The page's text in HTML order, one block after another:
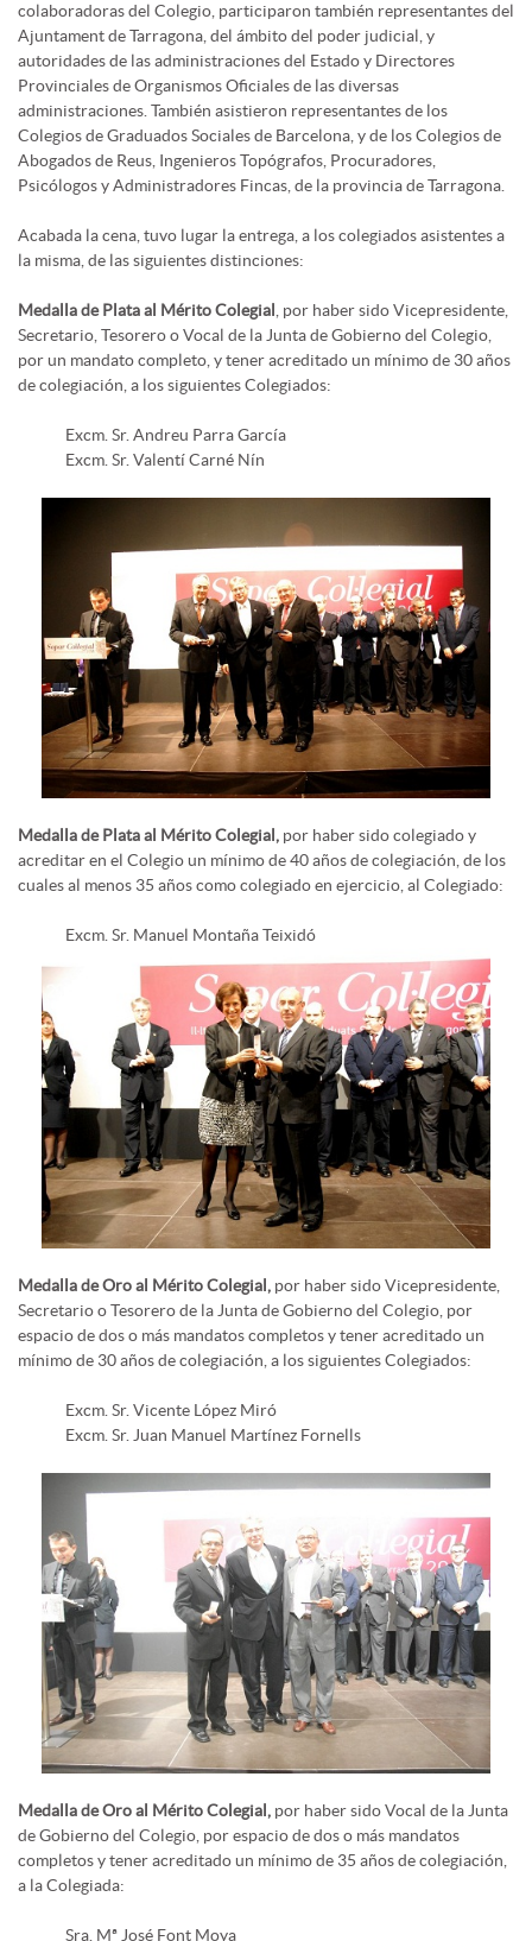
colaboradoras del Colegio, participaron también representantes del
Ajuntament de Tarragona, del ámbito del poder judicial, y
autoridades de las administraciones del Estado y Directores
Provinciales de Organismos Oficiales de las diversas
administraciones. También asistieron representantes de los
Colegios de Graduados Sociales de Barcelona, y de los Colegios de
Abogados de Reus, Ingenieros Topógrafos, Procuradores,
Psicólogos y Administradores Fincas, de la provincia de Tarragona.
Acabada la cena, tuvo lugar la entrega, a los colegiados asistentes a
la misma, de las siguientes distinciones:
Medalla de Plata al Mérito Colegial
, por haber sido Vicepresidente,
Secretario, Tesorero o Vocal de la Junta de Gobierno del Colegio,
por un mandato completo, y tener acreditado un mínimo de 30 años
de colegiación, a los siguientes Colegiados:
Excm. Sr. Andreu Parra García
Excm. Sr. Valentí Carné Nín
Medalla de Plata al Mérito Colegial, por haber sido colegiado y
acreditar en el Colegio un mínimo de 40 años de colegiación, de los
cuales al menos 35 años como colegiado en ejercicio, al Colegiado:
Excm. Sr. Manuel Montaña Teixidó
Medalla de Oro al Mérito Colegial, por haber sido Vicepresidente,
Secretario o Tesorero de la Junta de Gobierno del Colegio, por
espacio de dos o más mandatos completos y tener acreditado un
mínimo de 30 años de colegiación, a los siguientes Colegiados:
Excm. Sr. Vicente López Miró
Excm. Sr. Juan Manuel Martínez Fornells
Medalla de Oro al Mérito Colegial, por haber sido Vocal de la Junta
de Gobierno del Colegio, por espacio de dos o más mandatos
completos y tener acreditado un mínimo de 35 años de colegiación,
a la Colegiada:
Sra. Mª José Font Moya